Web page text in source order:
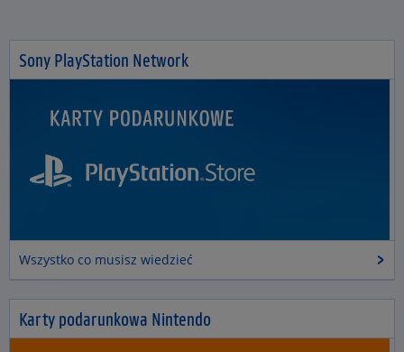
Sony PlayStation Network
Wszystko co musisz wiedzieć
Karty podarunkowa Nintendo